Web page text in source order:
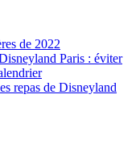
de 2022
Paris : éviter
repas de Disneyland